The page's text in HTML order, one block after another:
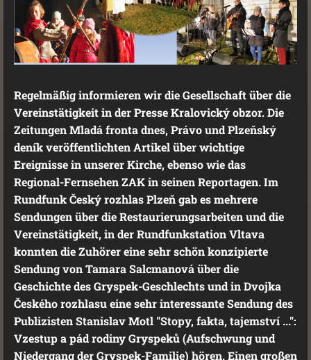
Regelmäßig informieren wir die Gesellschaft über die
Vereinstätigkeit in der Presse Kralovický obzor. Die
Zeitungen Mladá fronta dnes, Právo und Plzeňský
deník veröffentlichten Artikel über wichtige
Ereignisse in unserer Kirche, ebenso wie das
Regional-Fernsehen ZAK in seinen Reportagen. Im
Rundfunk Český rozhlas Plzeň gab es mehrere
Sendungen über die Restaurierungsarbeiten und die
Vereinstätigkeit, in der Rundfunkstation Vltava
konnten die Zuhörer eine sehr schön konzipierte
Sendung von Tamara Salcmanová über die
Geschichte des Gryspek-Geschlechts und in Dvojka
Českého rozhlasu eine sehr interessante Sendung des
Publizisten Stanislav Motl "Stopy, fakta, tajemství ...":
Vzestup a pád rodiny Gryspeků (Aufschwung und
Niedergang der Gryspek-Familie) hören. Einen großen